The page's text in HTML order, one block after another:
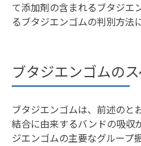
て添加剤の含まれるブタジエ
るブタジエンゴムの判別方法
ブタジエンゴムの
ブタジエンゴムは、前述のと
結合に由来するバンドの吸収
ジエンゴムの主要なグループ